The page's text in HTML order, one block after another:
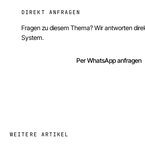
DIREKT ANFRAGEN
Fragen zu diesem Thema? Wir antworten
System.
Per WhatsApp anfragen
WEITERE ARTIKEL